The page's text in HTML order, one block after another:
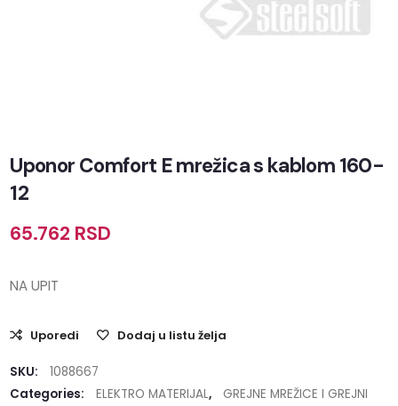
Uponor Comfort E mrežica s kablom 160-
12
65.762 RSD
NA UPIT
Uporedi Dodaj u listu želja
SKU:
1088667
Categories:
ELEKTRO MATERIJAL,
GREJNE MREŽICE I GREJNI